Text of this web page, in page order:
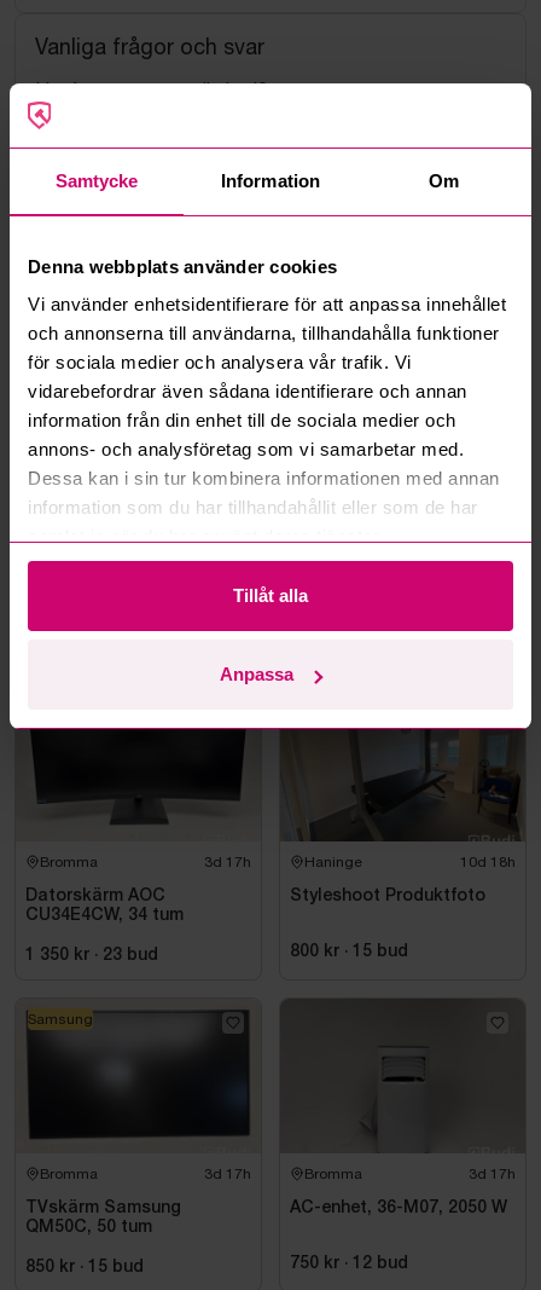
Samtycke Information Om
Denna webbplats använder cookies
Vi använder enhetsidentifierare för att anpassa innehållet
och annonserna till användarna, tillhandahålla funktioner
för sociala medier och analysera vår trafik. Vi
vidarebefordrar även sådana identifierare och annan
information från din enhet till de sociala medier och
annons- och analysföretag som vi samarbetar med.
Dessa kan i sin tur kombinera informationen med annan
information som du har tillhandahållit eller som de har
Tillåt alla
Anpassa
Vanliga frågor och svar
Hur fungerar manuella bud?
Vad innebär serviceavgift?
Vad är ett reservationspris?
Hur fungerar maxbud?
Hur fungerar budmotorn?
Kan jag ångra ett bud?
Kan ni frakta mina vunna objekt?
Mer från samma kategori
Bromma 3d 17h
Datorskärm AOC
CU34E4CW, 34 tum
1 350 kr · 23 bud
Haninge 10d 18h
Styleshoot Produktfoto
800 kr · 15 bud
Bromma 3d 17h
TVskärm Samsung
QM50C, 50 tum
850 kr · 15 bud
Samsung
Bromma 3d 17h
AC-enhet, 36-M07, 2050 W
750 kr · 12 bud